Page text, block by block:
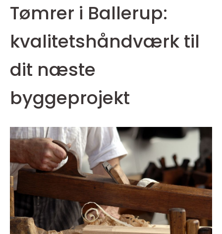
Tømrer i Ballerup:
kvalitetshåndværk til
dit næste
byggeprojekt